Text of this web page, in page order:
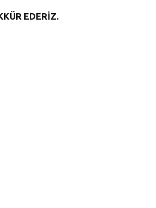
EDERİZ.